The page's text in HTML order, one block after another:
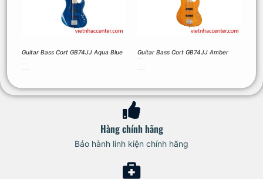
Guitar Bass Cort GB74JJ Aqua Blue Guitar Bass Cort GB74JJ Amber
Hàng chính hãng
Bảo hành linh kiện chính hãng